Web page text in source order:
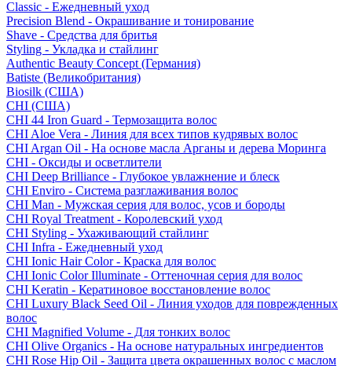
Classic - Ежедневный уход
Precision Blend - Окрашивание и тонирование
Shave - Средства для бритья
Styling - Укладка и стайлинг
Authentic Beauty Concept (Германия)
Batiste (Великобритания)
Biosilk (США)
CHI (США)
CHI 44 Iron Guard - Термозащита волос
CHI Aloe Vera - Линия для всех типов кудрявых волос
CHI Argan Oil - На основе масла Арганы и дерева Моринга
CHI - Оксиды и осветлители
CHI Deep Brilliance - Глубокое увлажнение и блеск
CHI Enviro - Система разглаживания волос
CHI Man - Мужская серия для волос, усов и бороды
CHI Royal Treatment - Королевский уход
CHI Styling - Ухаживающий стайлинг
CHI Infra - Ежедневный уход
CHI Ionic Hair Color - Краска для волос
CHI Ionic Color Illuminate - Оттеночная серия для волос
CHI Keratin - Кератиновое восстановление волос
CHI Luxury Black Seed Oil - Линия уходов для поврежденных
волос
CHI Magnified Volume - Для тонких волос
CHI Olive Organics - На основе натуральных ингредиентов
CHI Rose Hip Oil - Защита цвета окрашенных волос с маслом